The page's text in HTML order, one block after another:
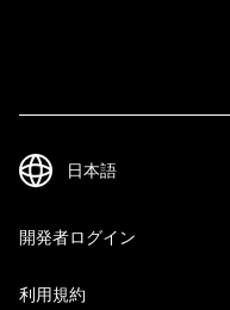
開発者ログイン
利用規約